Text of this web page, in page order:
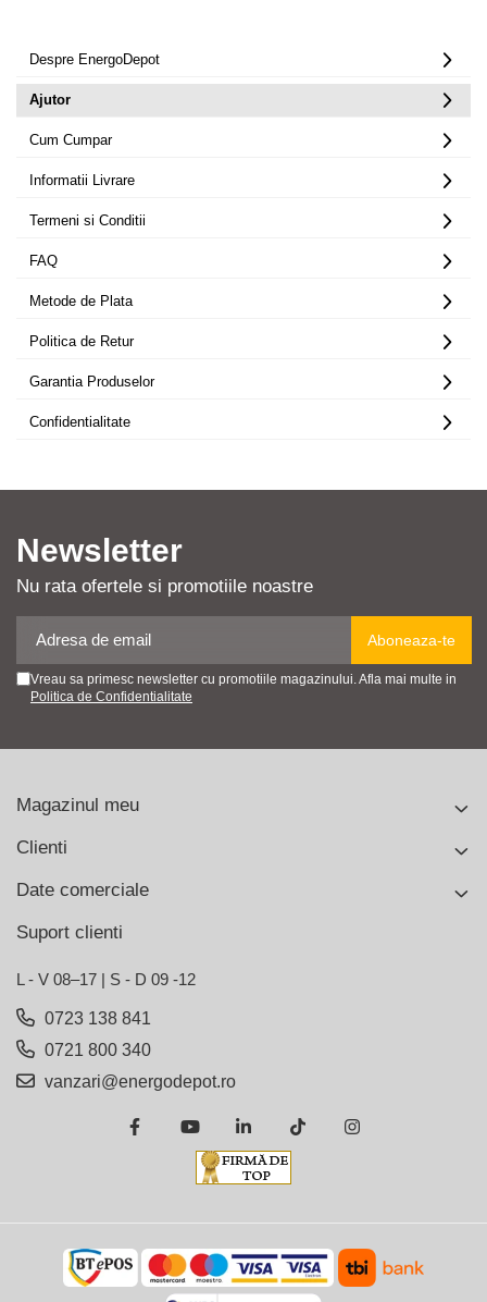
Despre EnergoDepot
Ajutor
Cum Cumpar
Informatii Livrare
Termeni si Conditii
FAQ
Metode de Plata
Politica de Retur
Garantia Produselor
Confidentialitate
Newsletter
Nu rata ofertele si promotiile noastre
Vreau sa primesc newsletter cu promotiile magazinului. Afla mai multe in
Politica de Confidentialitate
Magazinul meu
Clienti
Date comerciale
Suport clienti
L - V 08–17 | S - D 09 -12
0723 138 841
0721 800 340
vanzari@energodepot.ro